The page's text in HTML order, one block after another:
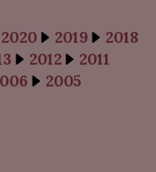
2020 2019
2018
2012
2011
2005